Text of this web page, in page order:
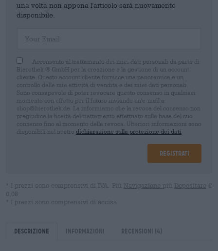
una volta non appena l'articolo sarà nuovamente
disponibile.
Acconsento al trattamento dei miei dati personali da parte di
Bierothek ® GmbH per la creazione e la gestione di un account
cliente. Questo account cliente fornisce una panoramica e un
controllo delle mie attività di vendita e dei miei dati personali.
Sono consapevole di poter revocare questo consenso in qualsiasi
momento con effetto per il futuro inviando un'e-mail a
shop@bierothek.de. La informiamo che la revoca del consenso non
pregiudica la liceità del trattamento effettuato sulla base del suo
consenso fino al momento della revoca. Ulteriori informazioni sono
disponibili nel nostro dichiarazione sulla protezione dei dati
Registrati
* I prezzi sono comprensivi di IVA. Più Navigazione più Depositare €
0,08
* I prezzi sono comprensivi di accisa
Descrizione Informazioni Recensioni (4)